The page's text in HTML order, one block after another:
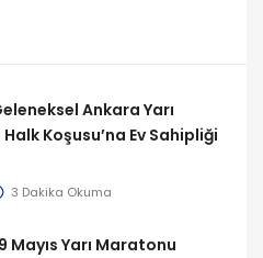
Ankara Yarı
Koşusu’na Ev Sahipliği
3 Dakika Okuma
Mayıs Yarı Maratonu